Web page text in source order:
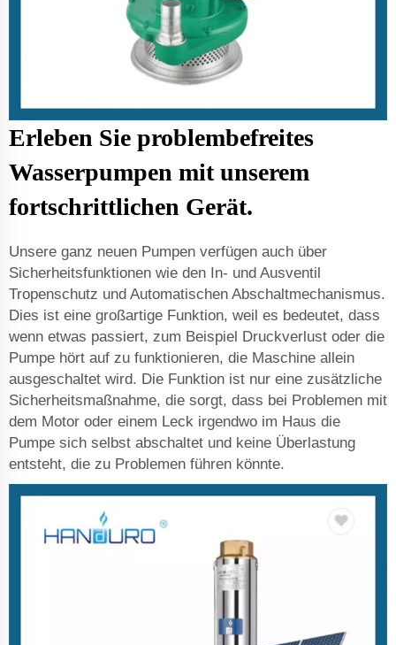
Erleben Sie problembefreites
Wasserpumpen mit unserem
fortschrittlichen Gerät.
Unsere ganz neuen Pumpen verfügen auch über
Sicherheitsfunktionen wie den In- und Ausventil
Tropenschutz und Automatischen Abschaltmechanismus.
Dies ist eine großartige Funktion, weil es bedeutet, dass
wenn etwas passiert, zum Beispiel Druckverlust oder die
Pumpe hört auf zu funktionieren, die Maschine allein
ausgeschaltet wird. Die Funktion ist nur eine zusätzliche
Sicherheitsmaßnahme, die sorgt, dass bei Problemen mit
dem Motor oder einem Leck irgendwo im Haus die
Pumpe sich selbst abschaltet und keine Überlastung
entsteht, die zu Problemen führen könnte.